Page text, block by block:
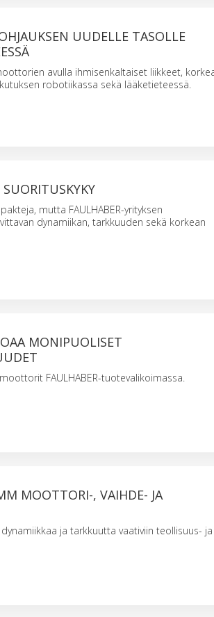
UUDELLE TASOLLE
avulla ihmisenkaltaiset liikkeet,
robotiikassa sekä lääketieteessä.
mutta FAULHABER-yrityksen
dynamiikan, tarkkuuden sekä korkean
MONIPUOLISET
FAULHABER-tuotevalikoimassa.
MOOTTORI-, VAIHDE- JA
ja tarkkuutta vaativiin teollisuus- ja